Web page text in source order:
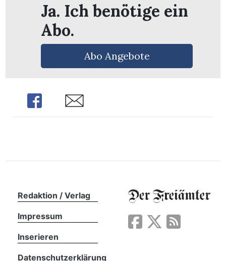
Ja. Ich benötige ein
Abo.
Abo Angebote
Share Share
Redaktion / Verlag
Impressum
Inserieren
Datenschutzerklärung